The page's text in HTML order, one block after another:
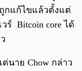
กแก้ไขแล้วตั้งแต่
ร์ Bitcoin core ได้
นาย Chow กล่าว